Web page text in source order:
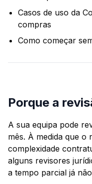
Casos de uso da
compras
Como começar
Porque a
A sua equipa pode
mês. À medida que o
complexidade
alguns revisores
a tempo parcial já